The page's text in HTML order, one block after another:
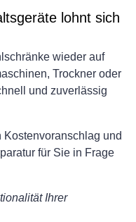
lohnt sich
wieder auf
Trockner oder
und zuverlässig
Kostenvoranschlag und
für Sie in Frage
Ihrer